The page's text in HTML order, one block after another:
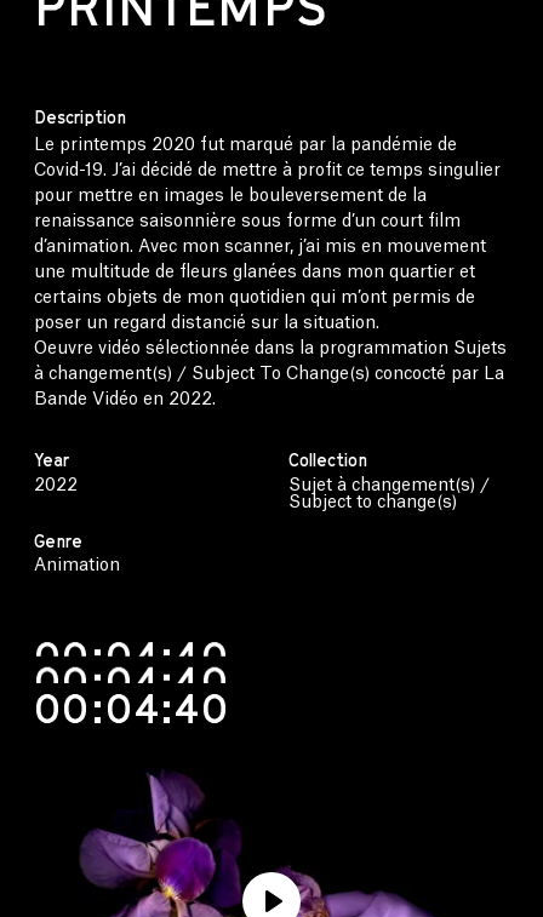
Description
Le printemps 2020 fut marqué par la pandémie de
Covid-19. J’ai décidé de mettre à profit ce temps singulier
pour mettre en images le bouleversement de la
renaissance saisonnière sous forme d’un court film
d’animation. Avec mon scanner, j’ai mis en mouvement
une multitude de fleurs glanées dans mon quartier et
certains objets de mon quotidien qui m’ont permis de
poser un regard distancié sur la situation.
Oeuvre vidéo sélectionnée dans la programmation Sujets
à changement(s) / Subject To Change(s) concocté par La
Bande Vidéo en 2022.
Year
2022
Genre
Animation
Collection
Sujet à changement(s) /
Subject to change(s)
00:04:40
00:04:40
00:04:40